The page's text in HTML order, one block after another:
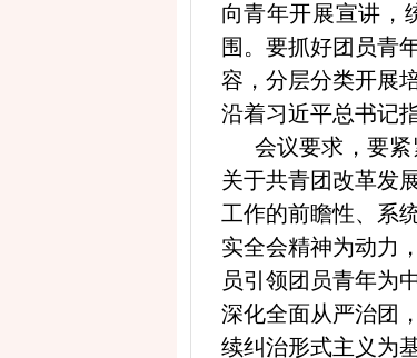
向青年开展宣讲，
围。要抓好团员青
容，分层分类开展
沿着习近平总书记
会议要求，要
关于共青团改革发
工作的前瞻性、系
实全会精神为动力
员引领团员青年为
深化全面从严治团
续纠治形式主义为